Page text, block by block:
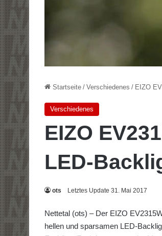
Startseite / Verschiedenes / EIZO
Verschiedenes
EIZO
LED-
ots Letztes Update 31. Mai 2017
Nettetal (ots) – Der EIZO
hellen und sparsamen LED-